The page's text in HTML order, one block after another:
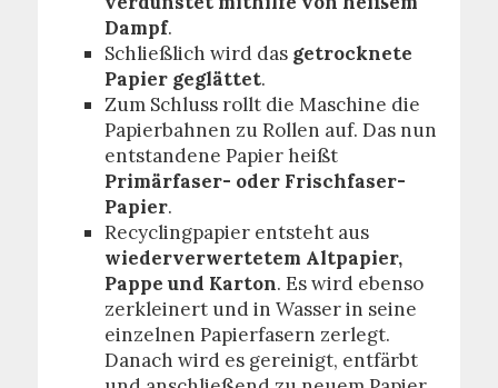
Dampf.
Schließlich wird das getrocknete
Papier geglättet.
Zum Schluss rollt die Maschine die
Papierbahnen zu Rollen auf. Das nun
entstandene Papier heißt
Primärfaser- oder Frischfaser-
Papier.
Recyclingpapier entsteht aus
wiederverwertetem Altpapier,
Pappe und Karton. Es wird ebenso
zerkleinert und in Wasser in seine
einzelnen Papierfasern zerlegt.
Danach wird es gereinigt, entfärbt